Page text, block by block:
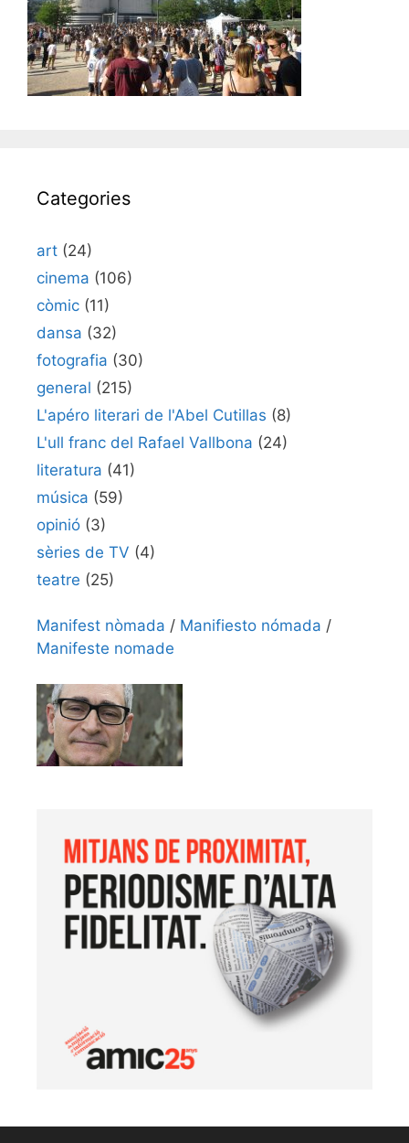
Categories
art (24)
cinema (106)
còmic (11)
dansa (32)
fotografia (30)
general (215)
L'apéro literari de l'Abel Cutillas (8)
L'ull franc del Rafael Vallbona (24)
literatura (41)
música (59)
opinió (3)
sèries de TV (4)
teatre (25)
Manifest nòmada / Manifiesto nómada /
Manifeste nomade